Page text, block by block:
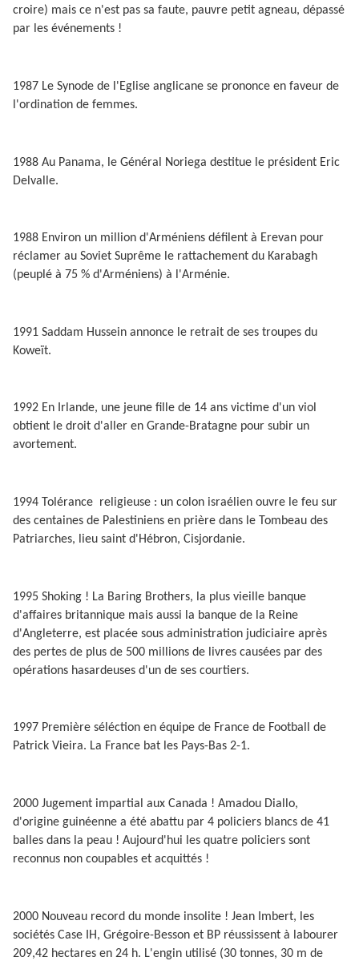
croire) mais ce n'est pas sa faute, pauvre petit agneau, dépassé
par les événements !
1987 Le Synode de l'Eglise anglicane se prononce en faveur de
l'ordination de femmes.
1988 Au Panama, le Général Noriega destitue le président Eric
Delvalle.
1988 Environ un million d'Arméniens défilent à Erevan pour
réclamer au Soviet Suprême le rattachement du Karabagh
(peuplé à 75 % d'Arméniens) à l'Arménie.
1991 Saddam Hussein annonce le retrait de ses troupes du
Koweït.
1992 En Irlande, une jeune fille de 14 ans victime d'un viol
obtient le droit d'aller en Grande-Bratagne pour subir un
avortement.
1994 Tolérance religieuse : un colon israélien ouvre le feu sur
des centaines de Palestiniens en prière dans le Tombeau des
Patriarches, lieu saint d'Hébron, Cisjordanie.
1995 Shoking ! La Baring Brothers, la plus vieille banque
d'affaires britannique mais aussi la banque de la Reine
d'Angleterre, est placée sous administration judiciaire après
des pertes de plus de 500 millions de livres causées par des
opérations hasardeuses d'un de ses courtiers.
1997 Première séléction en équipe de France de Football de
Patrick Vieira. La France bat les Pays-Bas 2-1.
2000 Jugement impartial aux Canada ! Amadou Diallo,
d'origine guinéenne a été abattu par 4 policiers blancs de 41
balles dans la peau ! Aujourd'hui les quatre policiers sont
reconnus non coupables et acquittés !
2000 Nouveau record du monde insolite ! Jean Imbert, les
sociétés Case IH, Grégoire-Besson et BP réussissent à labourer
209,42 hectares en 24 h. L'engin utilisé (30 tonnes, 30 m de